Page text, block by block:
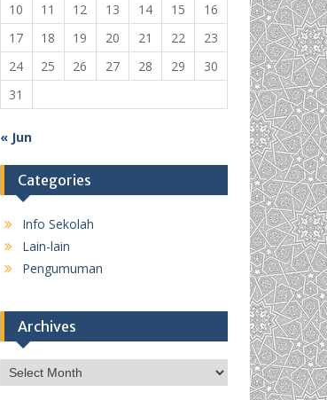
10
11 12 13 14 15
16
17
18 19 20 21 22
23
24
25 26 27 28 29
30
31
« Jun
Categories
Info Sekolah
Lain-lain
Pengumuman
Archives
Archives